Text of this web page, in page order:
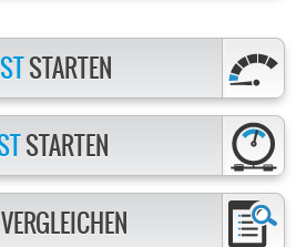
STARTEN
STARTEN